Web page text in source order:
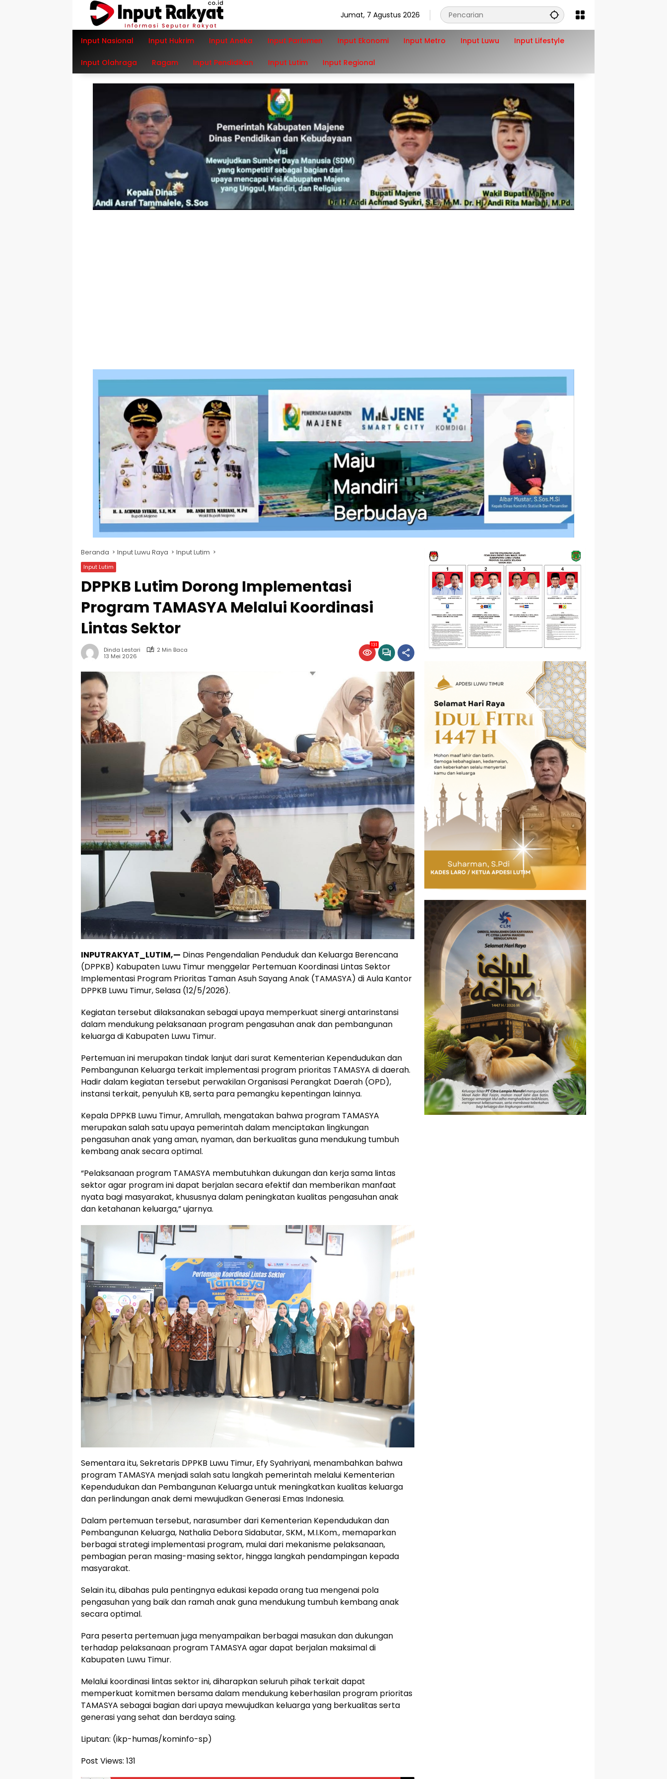
Jumat, 7 Agustus 2026
Input Nasional Input Hukrim Input Aneka Input Parlemen Input Ekonomi Input Metro Input Luwu Input Lifestyle
Input Olahraga Ragam Input Pendidikan Input Lutim Input Regional
Beranda Input Luwu Raya Input Lutim
Input Lutim
DPPKB Lutim Dorong Implementasi
Program TAMASYA Melalui Koordinasi
Lintas Sektor
Dinda Lestari
2 Min Baca
13 Mei 2026
131
INPUTRAKYAT_LUTIM,— Dinas Pengendalian Penduduk dan Keluarga Berencana
(DPPKB) Kabupaten Luwu Timur menggelar Pertemuan Koordinasi Lintas Sektor
Implementasi Program Prioritas Taman Asuh Sayang Anak (TAMASYA) di Aula Kantor
DPPKB Luwu Timur, Selasa (12/5/2026).
Kegiatan tersebut dilaksanakan sebagai upaya memperkuat sinergi antarinstansi
dalam mendukung pelaksanaan program pengasuhan anak dan pembangunan
keluarga di Kabupaten Luwu Timur.
Pertemuan ini merupakan tindak lanjut dari surat Kementerian Kependudukan dan
Pembangunan Keluarga terkait implementasi program prioritas TAMASYA di daerah.
Hadir dalam kegiatan tersebut perwakilan Organisasi Perangkat Daerah (OPD),
instansi terkait, penyuluh KB, serta para pemangku kepentingan lainnya.
Kepala DPPKB Luwu Timur, Amrullah, mengatakan bahwa program TAMASYA
merupakan salah satu upaya pemerintah dalam menciptakan lingkungan
pengasuhan anak yang aman, nyaman, dan berkualitas guna mendukung tumbuh
kembang anak secara optimal.
“Pelaksanaan program TAMASYA membutuhkan dukungan dan kerja sama lintas
sektor agar program ini dapat berjalan secara efektif dan memberikan manfaat
nyata bagi masyarakat, khususnya dalam peningkatan kualitas pengasuhan anak
dan ketahanan keluarga,” ujarnya.
Sementara itu, Sekretaris DPPKB Luwu Timur, Efy Syahriyani, menambahkan bahwa
program TAMASYA menjadi salah satu langkah pemerintah melalui Kementerian
Kependudukan dan Pembangunan Keluarga untuk meningkatkan kualitas keluarga
dan perlindungan anak demi mewujudkan Generasi Emas Indonesia.
Dalam pertemuan tersebut, narasumber dari Kementerian Kependudukan dan
Pembangunan Keluarga, Nathalia Debora Sidabutar, SKM., M.I.Kom., memaparkan
berbagai strategi implementasi program, mulai dari mekanisme pelaksanaan,
pembagian peran masing-masing sektor, hingga langkah pendampingan kepada
masyarakat.
Selain itu, dibahas pula pentingnya edukasi kepada orang tua mengenai pola
pengasuhan yang baik dan ramah anak guna mendukung tumbuh kembang anak
secara optimal.
Para peserta pertemuan juga menyampaikan berbagai masukan dan dukungan
terhadap pelaksanaan program TAMASYA agar dapat berjalan maksimal di
Kabupaten Luwu Timur.
Melalui koordinasi lintas sektor ini, diharapkan seluruh pihak terkait dapat
memperkuat komitmen bersama dalam mendukung keberhasilan program prioritas
TAMASYA sebagai bagian dari upaya mewujudkan keluarga yang berkualitas serta
generasi yang sehat dan berdaya saing.
Liputan: (ikp-humas/kominfo-sp)
Post Views: 131